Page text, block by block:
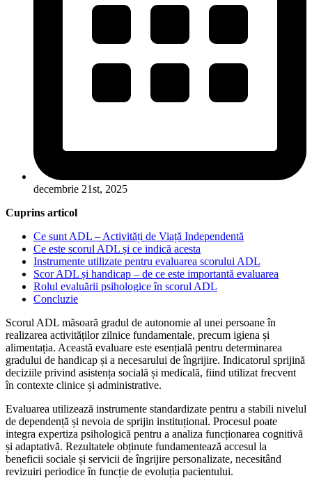
decembrie 21st, 2025
Cuprins articol
Ce sunt ADL – Activități de Viață Independentă
Ce este scorul ADL și ce indică acesta
Instrumente utilizate pentru evaluarea scorului ADL
Scor ADL și handicap – de ce este importantă evaluarea
Rolul evaluării psihologice în scorul ADL
Concluzie
Scorul ADL măsoară gradul de autonomie al unei persoane în
realizarea activităților zilnice fundamentale, precum igiena și
alimentația. Această evaluare este esențială pentru determinarea
gradului de handicap și a necesarului de îngrijire. Indicatorul sprijină
deciziile privind asistența socială și medicală, fiind utilizat frecvent
în contexte clinice și administrative.
Evaluarea utilizează instrumente standardizate pentru a stabili nivelul
de dependență și nevoia de sprijin instituțional. Procesul poate
integra expertiza psihologică pentru a analiza funcționarea cognitivă
și adaptativă. Rezultatele obținute fundamentează accesul la
beneficii sociale și servicii de îngrijire personalizate, necesitând
revizuiri periodice în funcție de evoluția pacientului.